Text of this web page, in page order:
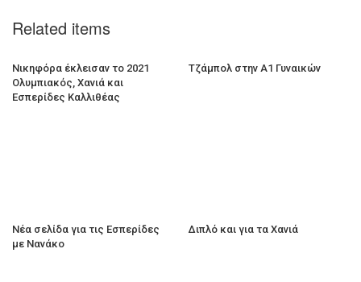
Related items
Νικηφόρα έκλεισαν το 2021
Ολυμπιακός, Χανιά και
Εσπερίδες Καλλιθέας
Τζάμπολ στην Α1 Γυναικών
Νέα σελίδα για τις Εσπερίδες
με Νανάκο
Διπλό και για τα Χανιά